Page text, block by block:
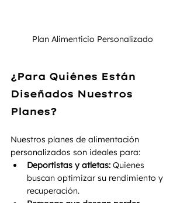
Plan Alimenticio Personalizado
¿Para Quiénes Están
Diseñados Nuestros
Planes?
Nuestros planes de alimentación
personalizados son ideales para:
Deportistas y atletas: Quienes
buscan optimizar su rendimiento y
recuperación.